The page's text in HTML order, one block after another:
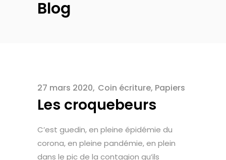
Blog
27 mars 2020 Coin écriture, Papiers
Les croquebeurs
C’est guedin, en pleine épidémie du
corona, en pleine pandémie, en plein
dans le pic de la contagion qu’ils